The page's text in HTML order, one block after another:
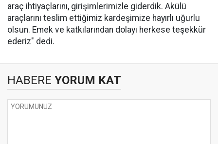
araç ihtiyaçlarını, girişimlerimizle giderdik. Akülü
araçlarını teslim ettiğimiz kardeşimize hayırlı uğurlu
olsun. Emek ve katkılarından dolayı herkese teşekkür
ederiz" dedi.
HABERE YORUM KAT